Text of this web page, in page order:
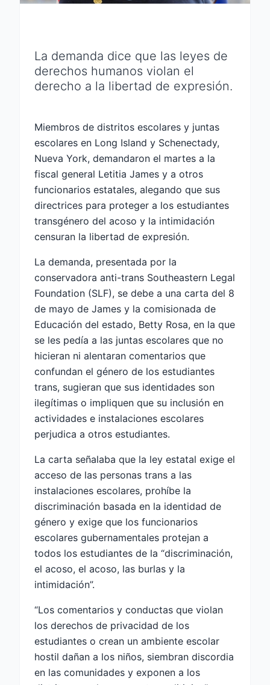
La demanda dice que las leyes de
derechos humanos violan el
derecho a la libertad de expresión.
Miembros de distritos escolares y juntas
escolares en Long Island y Schenectady,
Nueva York, demandaron el martes a la
fiscal general Letitia James y a otros
funcionarios estatales, alegando que sus
directrices para proteger a los estudiantes
transgénero del acoso y la intimidación
censuran la libertad de expresión.
La demanda, presentada por la
conservadora anti-trans Southeastern Legal
Foundation (SLF), se debe a una carta del 8
de mayo de James y la comisionada de
Educación del estado, Betty Rosa, en la que
se les pedía a las juntas escolares que no
hicieran ni alentaran comentarios que
confundan el género de los estudiantes
trans, sugieran que sus identidades son
ilegítimas o impliquen que su inclusión en
actividades e instalaciones escolares
perjudica a otros estudiantes.
La carta señalaba que la ley estatal exige el
acceso de las personas trans a las
instalaciones escolares, prohíbe la
discriminación basada en la identidad de
género y exige que los funcionarios
escolares gubernamentales protejan a
todos los estudiantes de la “discriminación,
el acoso, el acoso, las burlas y la
intimidación”.
“Los comentarios y conductas que violan
los derechos de privacidad de los
estudiantes o crean un ambiente escolar
hostil dañan a los niños, siembran discordia
en las comunidades y exponen a los